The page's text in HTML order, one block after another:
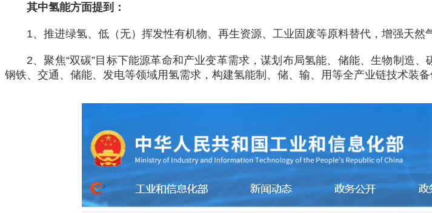
其中氢能方面提到：
1、推进绿氢、低（无）挥发性有机物、再生资源、工业固废等原料替代，增强天然
2、聚焦“双碳”目标下能源革命和产业变革需求，谋划布局氢能、储能、生物制造
钢铁、交通、储能、发电等领域用氢需求，构建氢能制、储、输、用等全产业链技术装